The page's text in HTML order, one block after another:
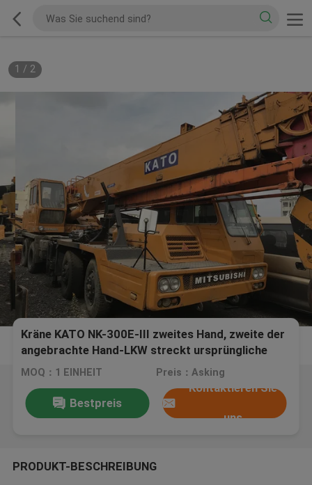
1 / 2
Kräne KATO NK-300E-III zweites Hand, zweite der
angebrachte Hand-LKW streckt ursprüngliche
Farbe
MOQ：1 EINHEIT Preis：Asking
Bestpreis
Kontaktieren Sie
uns
PRODUKT-BESCHREIBUNG